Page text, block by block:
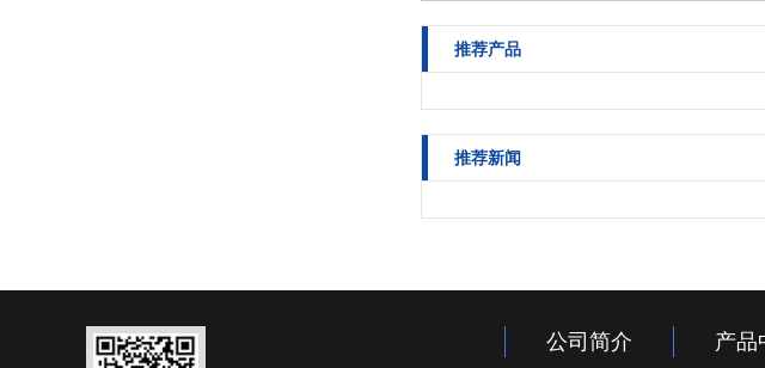
推荐产品
推荐新闻
公司简介 产品